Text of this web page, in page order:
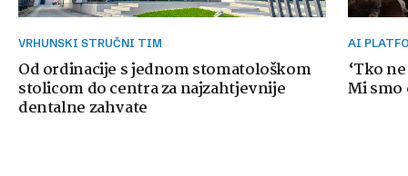
VRHUNSKI STRUČNI TIM
Od ordinacije s jednom stomatološkom
stolicom do centra za najzahtjevnije
dentalne zahvate
AI
‘Tko
Mi